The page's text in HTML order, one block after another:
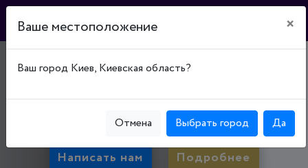
"TATIANA KIM"
Саксаганский р-н, ул. Быкова, д. 7
Написать нам Подробнее
Ваше местоположение ×
Ваш город Киев, Киевская область?
Отмена Выбрать город Да